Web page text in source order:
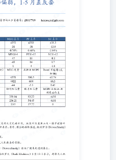
Alexander Drozdenko）在9月14日
另外，据当地媒体报道，诺沃伊尔
末也遭到袭击。 德罗兹登科说，
被摧毁。 3月份，Kirishi炼油厂的
机袭击后受损。 另外，据Astra和
尔（Novoufimsky）炼油厂周末
区巴什科尔托斯坦地区州长拉迪·
）9月13日表示，两架无人机 坠落
司的现场，但没有说是诺沃尔。由
什内夫特公司是诺沃尔公司的运营
厂继续正常运行，产量没有减
是巴什科尔托斯坦共和国乌法炼
还包括乌法（乌菲姆斯基）和乌法
家炼油厂此前一直是无人机袭击的